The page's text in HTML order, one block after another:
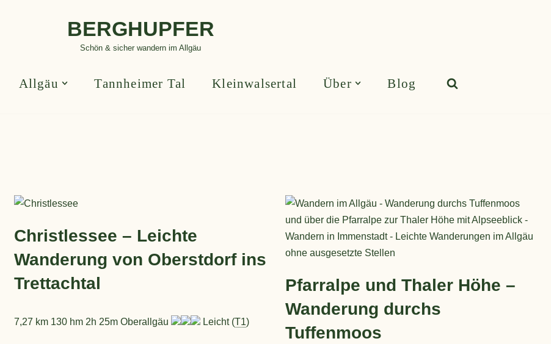
BERGHUPFER
Schön & sicher wandern im Allgäu
Allgäu Tannheimer Tal Kleinwalsertal Über Blog
Christlessee – Leichte
Wanderung von Oberstdorf ins
Trettachtal
7,27 km 130 hm 2h 25m Oberallgäu Leicht (T1)
Pfarralpe und Thaler Höhe –
Wanderung durchs
Tuffenmoos